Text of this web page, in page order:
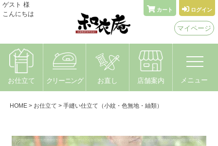
ゲスト 様
こんにちは
カート ログイン
マイページ
お仕立て クリーニング お直し 店舗案内 メニュー
着物なんでもやさん 和衣庵
〒615-0051 京都市右京区西院安塚町24
HOME お仕立て 手縫い仕立て（小紋・色無地・紬類）